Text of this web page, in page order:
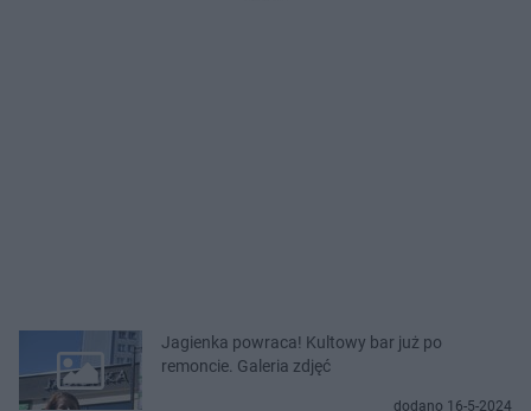
Jagienka powraca! Kultowy bar już po
remoncie. Galeria zdjęć
dodano 16-5-2024